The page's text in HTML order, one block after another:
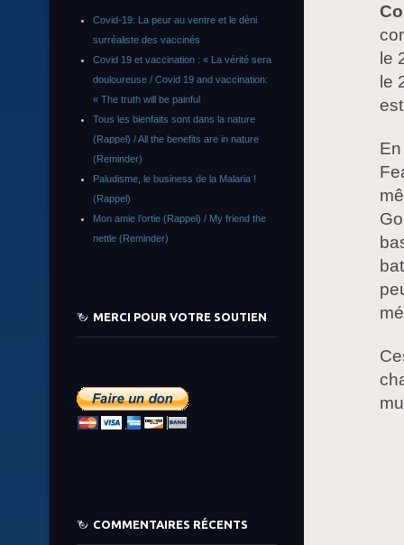
le
le
Covid-19: La peur au ventre et le déni
surréaliste des vaccinés
Covid 19 et vaccination : « La vérité sera
douloureuse / Covid 19 and vaccination:
« The truth will be painful
Tous les bienfaits sont dans la nature
(Rappel) / All the benefits are in nature
(Reminder)
Paludisme, le business de la Malaria !
(Rappel)
Mon amie l’ortie (Rappel) / My friend the
nettle (Reminder)
MERCI POUR VOTRE SOUTIEN
COMMENTAIRES RÉCENTS